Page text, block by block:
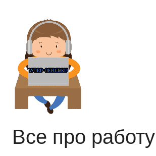
содержимому
Все про